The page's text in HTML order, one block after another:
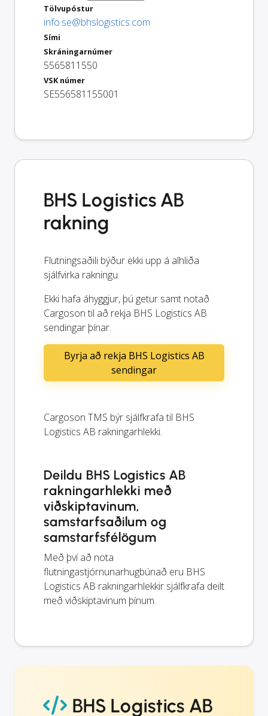
Tölvupóstur
info.se@bhslogistics.com
Sími
Skráningarnúmer
5565811550
VSK númer
SE556581155001
BHS Logistics AB
rakning
Flutningsaðili býður ekki upp á alhliða
sjálfvirka rakningu.
Ekki hafa áhyggjur, þú getur samt notað
Cargoson til að rekja BHS Logistics AB
sendingar þínar.
Byrja að rekja BHS Logistics AB
sendingar
Cargoson TMS býr sjálfkrafa til BHS
Logistics AB rakningarhlekki.
Deildu BHS Logistics AB
rakningarhlekki með
viðskiptavinum,
samstarfsaðilum og
samstarfsfélögum
Með því að nota
flutningastjórnunarhugbúnað eru BHS
Logistics AB rakningarhlekkir sjálfkrafa deilt
með viðskiptavinum þínum.
BHS Logistics AB